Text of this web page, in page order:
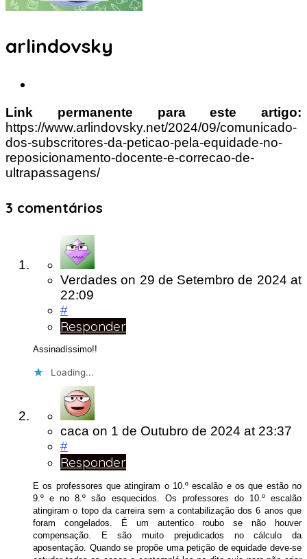
arlindovsky
Link permanente para este artigo:
https://www.arlindovsky.net/2024/09/comunicado-
dos-subscritores-da-peticao-pela-equidade-no-
reposicionamento-docente-e-correcao-de-
ultrapassagens/
3 comentários
Verdades on 29 de Setembro de 2024at
22:09
#
Responder
Assinadíssimo!!
Loading...
caca on 1 de Outubro de 2024 at 23:37
#
Responder
E os professores que atingiram o 10.º escalão e os que estão no
9.º e no 8.º são esquecidos. Os professores do 10.º escalão
atingiram o topo da carreira sem a contabilização dos 6 anos que
foram congelados. É um autentico roubo se não houver
compensação. E são muito prejudicados no cálculo da
aposentação. Quando se propõe uma petição de equidade deve-se